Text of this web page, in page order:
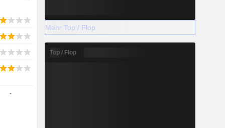
-
Mehr Top / Flop
Top / Flop